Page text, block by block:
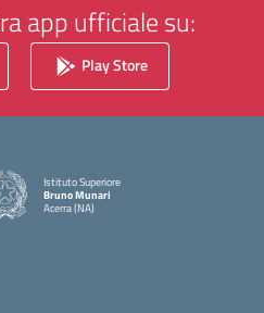
app ufficiale su:
Play Store
Istituto Superiore
Bruno Munari
Acerra (NA)